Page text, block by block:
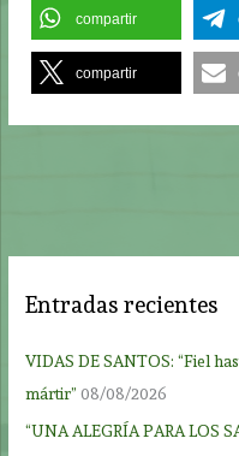
compartir
compartir
Entradas recientes
VIDAS DE SANTOS: “Fiel
mártir” 08/08/2026
“UNA ALEGRÍA PARA LOS